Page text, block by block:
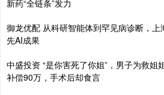
新药“全链条”发力
御龙优配 从科研智能体到罕见病诊断，
先AI成果
中盛投资 “是你害死了你姐”，男子为救姐
补偿90万，手术后却食言